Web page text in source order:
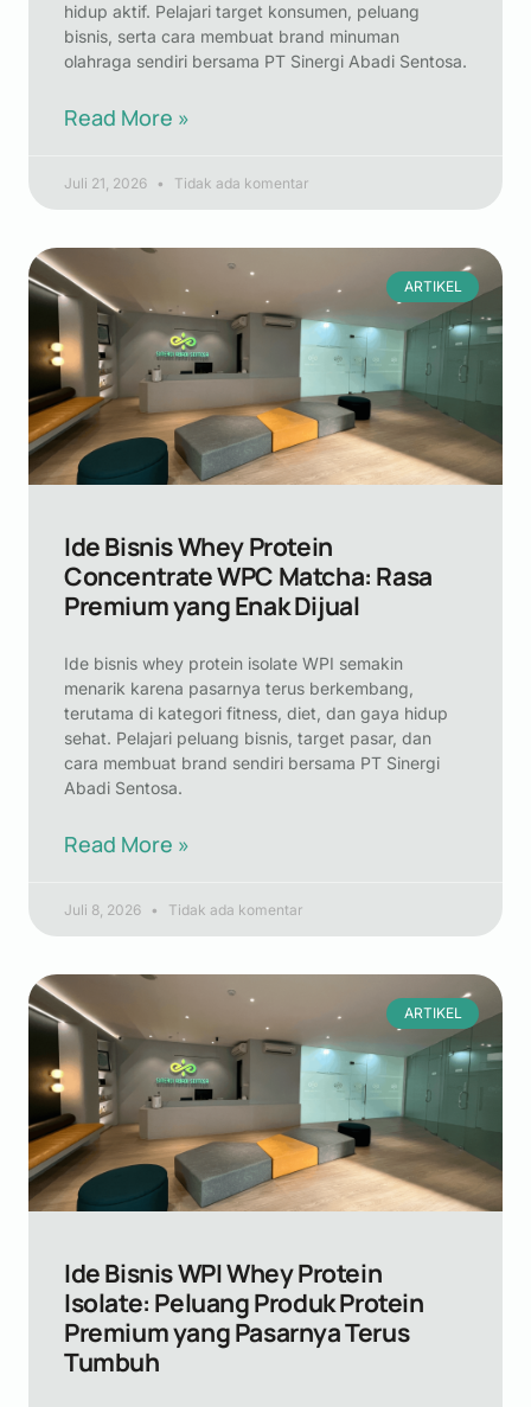
hidup aktif. Pelajari target konsumen, peluang
bisnis, serta cara membuat brand minuman
olahraga sendiri bersama PT Sinergi Abadi Sentosa.
Read More »
Juli 21, 2026 Tidak ada komentar
ARTIKEL
Ide Bisnis Whey Protein
Concentrate WPC Matcha: Rasa
Premium yang Enak Dijual
Ide bisnis whey protein isolate WPI semakin
menarik karena pasarnya terus berkembang,
terutama di kategori fitness, diet, dan gaya hidup
sehat. Pelajari peluang bisnis, target pasar, dan
cara membuat brand sendiri bersama PT Sinergi
Abadi Sentosa.
Read More »
Juli 8, 2026 Tidak ada komentar
ARTIKEL
Ide Bisnis WPI Whey Protein
Isolate: Peluang Produk Protein
Premium yang Pasarnya Terus
Tumbuh